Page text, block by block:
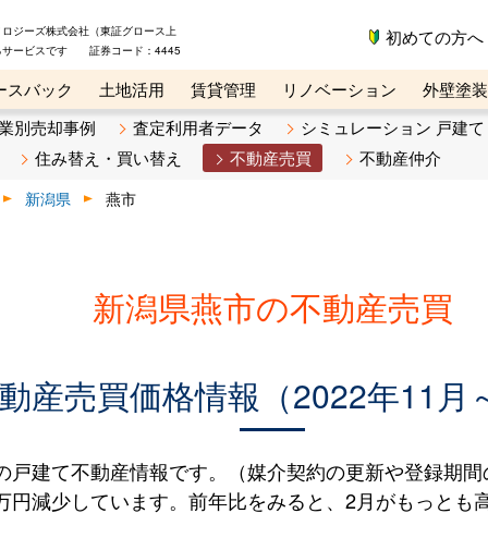
ジーズ株式会社（東証グロース上
サービスです 証券コード：4445
初めての方へ
スバック 土地活用 賃貸管理 リノベーション 外壁塗装
ンライン講座 リビンマガジンBiz 不動産売却ご相談デスク
別売却事例 査定利用者データ
シミュレーション 戸建て
住み替え・買い替え 不動産売買 不動産仲介
新潟県 燕市
新潟県燕市の不動産売買
産売買価格情報（2022年11月
建て不動産情報です。（媒介契約の更新や登録期
減少しています。前年比をみると、2月がもっとも